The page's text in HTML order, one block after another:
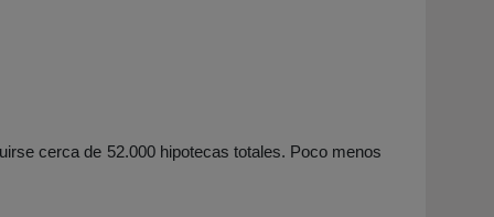
cerca de 52.000 hipotecas totales. Poco menos